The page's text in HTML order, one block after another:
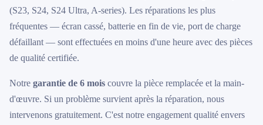
(S23, S24, S24 Ultra, A-series). Les réparations les plus
fréquentes — écran cassé, batterie en fin de vie, port de charge
défaillant — sont effectuées en moins d'une heure avec des pièces
de qualité certifiée.
Notre garantie de 6 mois couvre la pièce remplacée et la main-
d'œuvre. Si un problème survient après la réparation, nous
intervenons gratuitement. C'est notre engagement qualité envers